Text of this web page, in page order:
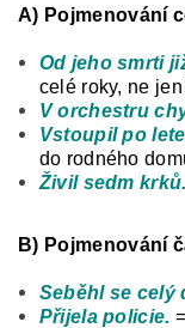
A) Pojmenování
Od jeho smrti
celé roky, ne
V orchestru
Vstoupil po
do rodného
Živil sedm krků.
B) Pojmenování
Seběhl se celý
Přijela policie.